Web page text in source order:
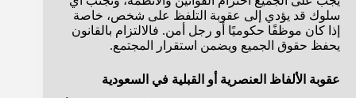
سلوك قد يؤدي إلى عقوبة التلفظ على شخص، خاصة
إذا كان موظفًا حكوميًا أو رجل أمن. فالالتزام بالقانون
يحفظ حقوق الجميع ويضمن استقرار المجتمع.
عقوبة الألفاظ العنصرية أو القبلية في السعودية